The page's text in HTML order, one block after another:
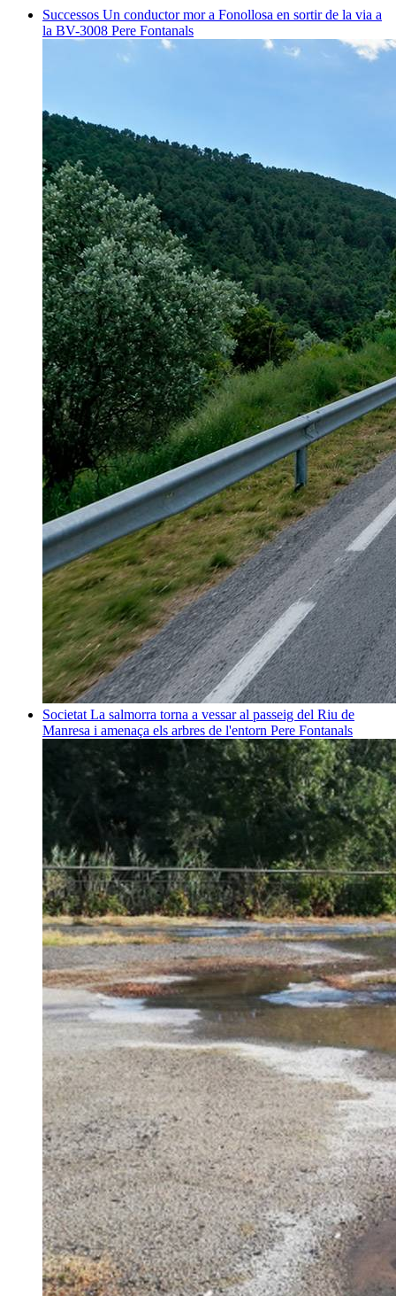
Successos Un conductor mor a Fonollosa en sortir de la via a
la BV-3008 Pere Fontanals
Societat La salmorra torna a vessar al passeig del Riu de
Manresa i amenaça els arbres de l'entorn Pere Fontanals